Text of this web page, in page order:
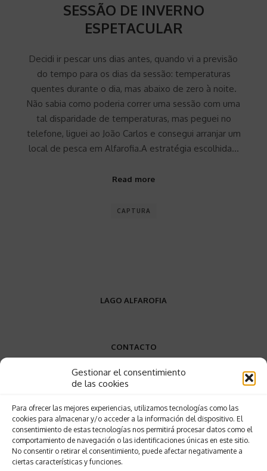
Gestionar el consentimiento
de las cookies
Para ofrecer las mejores experiencias, utilizamos tecnologías como las
cookies para almacenar y/o acceder a la información del dispositivo. El
consentimiento de estas tecnologías nos permitirá procesar datos como el
comportamiento de navegación o las identificaciones únicas en este sitio.
No consentir o retirar el consentimiento, puede afectar negativamente a
ciertas características y funciones.
SESSÃO DE INVERNO
ESPETACULAR
Decidi ir pescar uns dias antes, quando vi a previsão
do tempo para os dias da sessão: temperaturas
quentes durante o dia, mas abaixo de zero à noite.
Não sabia como poderia correr uma sessão com uma
tal disparidade de temperaturas, mas peguei no
telefone, liguei ao João Carlos e consegui arranjar um
local de pesca em Alfarofia.A estratégia escolhida…
Read more
CAPTURA
LAGO ALFAROFIA
CONTACTO
VW9W+P9
Elvas, Portugal
+34 689 858 388
lagodaalfarofia@gmail.com